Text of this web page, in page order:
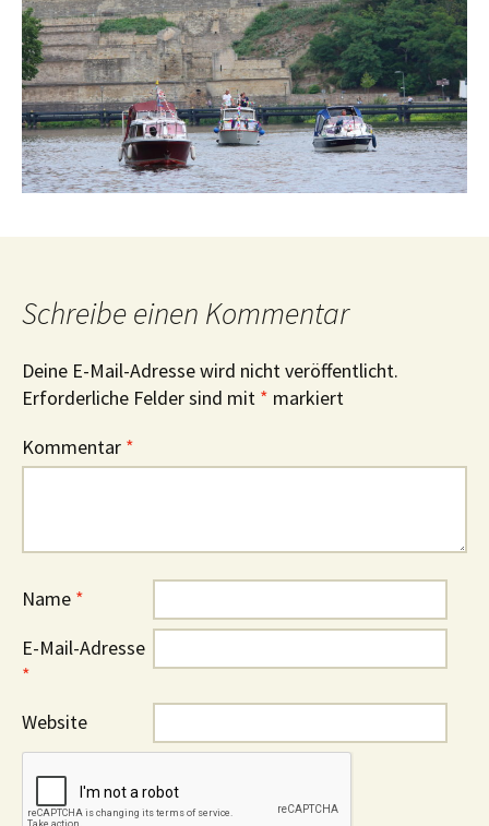
Schreibe einen Kommentar
Deine E-Mail-Adresse wird nicht veröffentlicht.
Erforderliche Felder sind mit * markiert
Kommentar *
Name *
E-Mail-Adresse
*
Website